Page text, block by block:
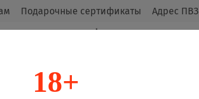
Подарочные сертификаты Адрес ПВЗ
продукты от официальных
18+